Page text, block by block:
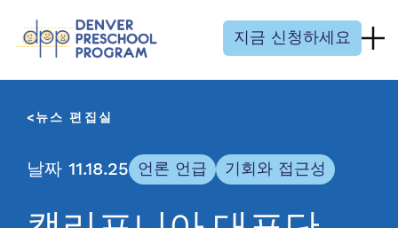
지금 신청하세요
뉴스 편집실
날짜 11.18.25 언론 언급 기회와 접근성